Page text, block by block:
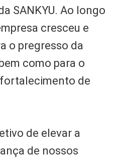
SANKYU. Ao longo
cresceu e
o pregresso da
como para o
de
de elevar a
de nossos